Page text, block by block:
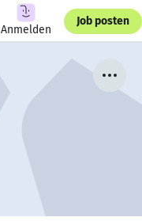
Anmelden
Job posten